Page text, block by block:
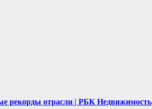
рекорды отрасли | РБК Недвижимость